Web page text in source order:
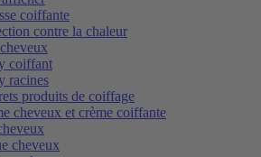
coiffante
contre la chaleur
coiffant
racines
produits de coiffage
cheveux et crème coiffante
cheveux